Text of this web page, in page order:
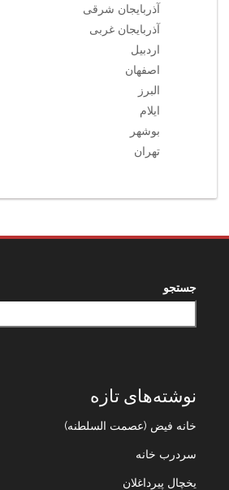
آذربایجان شرقی
آذربایجان غربی
اردبیل
اصفهان
البرز
ایلام
بوشهر
تهران
جستجو
نوشته‌های تازه
خانه فیض (عصمت السلطنه)
سردرب خانه
یخچال پیرداغلان